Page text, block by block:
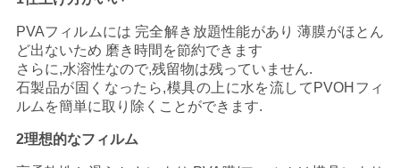
引
金
を
求
PVAフィルムには 完全解き放題性能があり 薄膜がほとん
ど出ないため 磨き時間を節約できます
さらに,水溶性なので,残留物は残っていません.
石製品が固くなったら,模具の上に水を流してPVOHフィ
ルムを簡単に取り除くことができます.
2理想的なフィルム